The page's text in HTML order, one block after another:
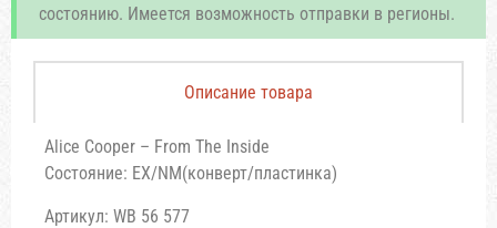
состоянию. Имеется возможность отправки в регионы.
Описание товара
Alice Cooper – From The Inside
Состояние: EX/NM(конверт/пластинка)
Артикул: WB 56 577